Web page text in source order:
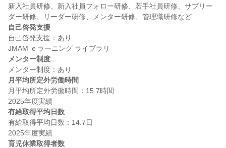
新入社員研修、新入社員フォロー研修、若手社員研修、サブリー
自己啓発支援
自己啓発支援：あり
メンター制度
月平均所定外労働時間
月平均所定外労働時間：15.7時間
有給取得平均日数
有給取得平均日数：14.7日
育児休業取得者数